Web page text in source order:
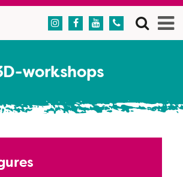
   
workshops